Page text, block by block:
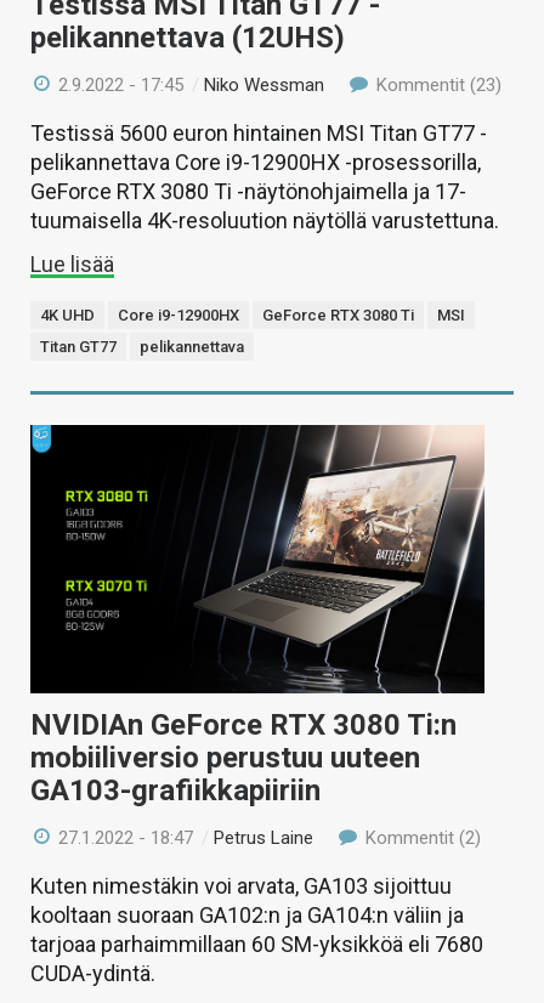
pelikannettava (12UHS)
2.9.2022 - 17:45 / Niko Wessman Kommentit (23)
Testissä 5600 euron hintainen MSI Titan GT77 -
pelikannettava Core i9-12900HX -prosessorilla,
GeForce RTX 3080 Ti -näytönohjaimella ja 17-
tuumaisella 4K-resoluution näytöllä varustettuna.
Lue lisää
4K UHD Core i9-12900HX GeForce RTX 3080 Ti
MSI
Titan GT77
pelikannettava
NVIDIAn GeForce RTX 3080 Ti:n
mobiiliversio perustuu uuteen
GA103-grafiikkapiiriin
27.1.2022 - 18:47 / Petrus Laine Kommentit (2)
Kuten nimestäkin voi arvata, GA103 sijoittuu
kooltaan suoraan GA102:n ja GA104:n väliin ja
tarjoaa parhaimmillaan 60 SM-yksikköä eli 7680
CUDA-ydintä.